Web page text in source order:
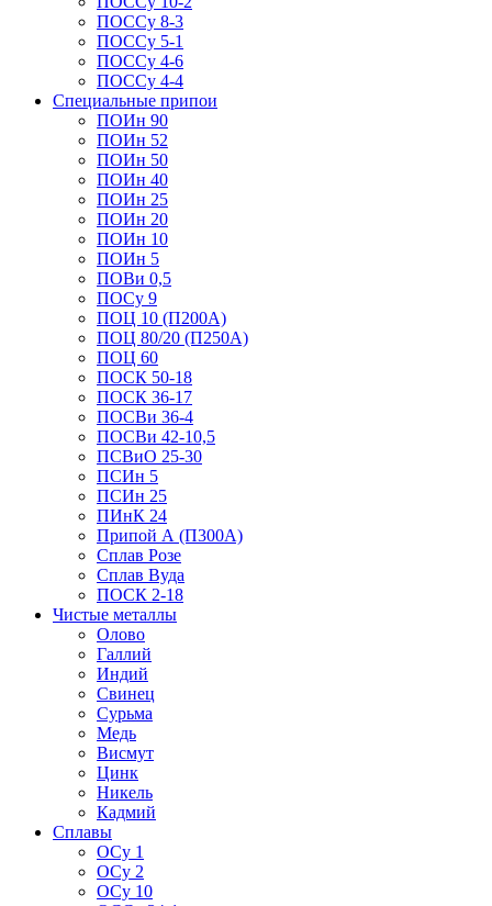
ПОССу 8-3
ПОССу 5-1
ПОССу 4-6
ПОССу 4-4
Специальные припои
ПОИн 90
ПОИн 52
ПОИн 50
ПОИн 40
ПОИн 25
ПОИн 20
ПОИн 10
ПОИн 5
ПОВи 0,5
ПОСу 9
ПОЦ 10 (П200А)
ПОЦ 80/20 (П250А)
ПОЦ 60
ПОСК 50-18
ПОСК 36-17
ПОСВи 36-4
ПОСВи 42-10,5
ПСВиО 25-30
ПСИн 5
ПСИн 25
ПИнК 24
Припой А (П300А)
Сплав Розе
Сплав Вуда
ПОСК 2-18
Чистые металлы
Олово
Галлий
Индий
Свинец
Сурьма
Медь
Висмут
Цинк
Никель
Кадмий
Сплавы
ОСу 1
ОСу 2
ОСу 10